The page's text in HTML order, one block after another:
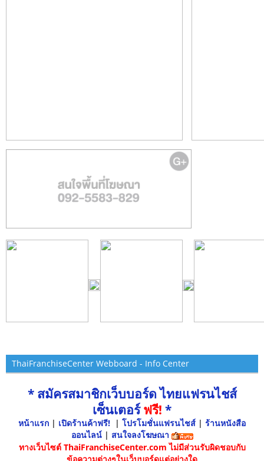
ThaiFranchiseCenter Webboard - Info Center
* สมัครสมาชิกเว็บบอร์ด ไทยแฟรนไชส์
เซ็นเตอร์ฟรี! *
หน้าแรก | เปิดร้านค้าฟรี! | โปรโมชั่นแฟรนไชส์ | ร้านหนังสือ
ออนไลน์ | สนใจลงโฆษณา
ทางเว็บไซต์ ThaiFranchiseCenter.com ไม่มีส่วนรับผิดชอบกับ